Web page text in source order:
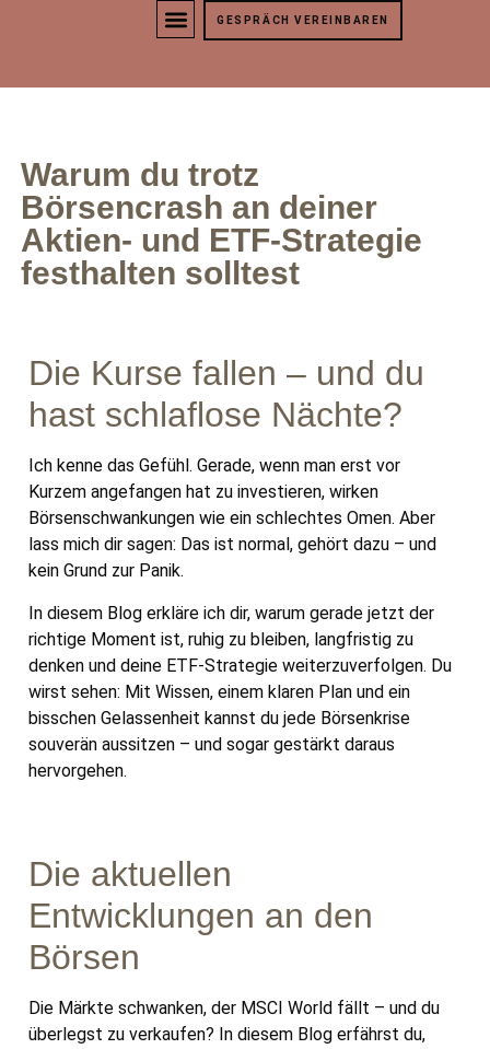
GESPRÄCH VEREINBAREN
Warum du trotz
Börsencrash an deiner
Aktien- und ETF-Strategie
festhalten solltest
Die Kurse fallen – und du
hast schlaflose Nächte?
Ich kenne das Gefühl. Gerade, wenn man erst vor
Kurzem angefangen hat zu investieren, wirken
Börsenschwankungen wie ein schlechtes Omen. Aber
lass mich dir sagen: Das ist normal, gehört dazu – und
kein Grund zur Panik.
In diesem Blog erkläre ich dir, warum gerade jetzt der
richtige Moment ist, ruhig zu bleiben, langfristig zu
denken und deine ETF-Strategie weiterzuverfolgen. Du
wirst sehen: Mit Wissen, einem klaren Plan und ein
bisschen Gelassenheit kannst du jede Börsenkrise
souverän aussitzen – und sogar gestärkt daraus
hervorgehen.
Die aktuellen
Entwicklungen an den
Börsen
Die Märkte schwanken, der MSCI World fällt – und du
überlegst zu verkaufen? In diesem Blog erfährst du,